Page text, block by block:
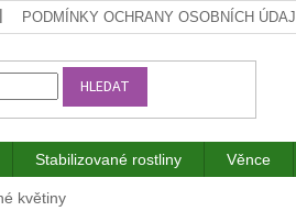
PODMÍNKY OCHRANY OSOBNÍCH
HLEDAT
Stabilizované rostliny Věnce
květiny